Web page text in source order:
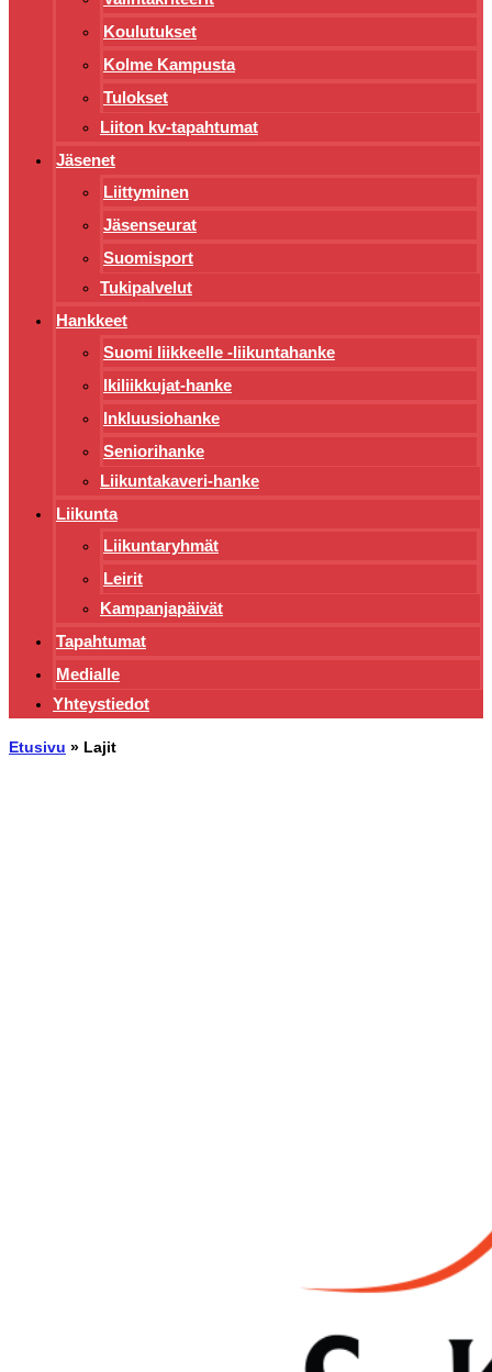
Koulutukset
Kolme Kampusta
Tulokset
Liiton kv-tapahtumat
Jäsenet
Liittyminen
Jäsenseurat
Suomisport
Tukipalvelut
Hankkeet
Suomi liikkeelle -liikuntahanke
Ikiliikkujat-hanke
Inkluusiohanke
Seniorihanke
Liikuntakaveri-hanke
Liikunta
Liikuntaryhmät
Leirit
Kampanjapäivät
Tapahtumat
Medialle
Yhteystiedot
Etusivu » Lajit